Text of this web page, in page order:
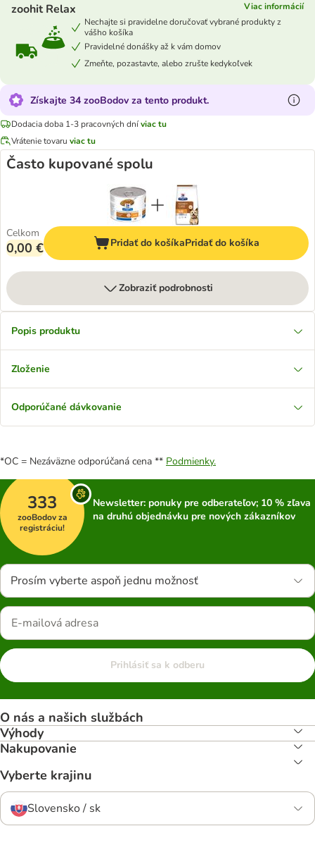
zoohit Relax
Viac informácií
Nechajte si pravidelne doručovať vybrané produkty z
vášho košíka
Pravidelné donášky až k vám domov
Zmeňte, pozastavte, alebo zrušte kedykoľvek
Získajte 34 zooBodov za tento produkt.
Dodacia doba 1-3 pracovných dníviac tu
Vrátenie tovaru viac tu
Často kupované spolu
Celkom
0,00 € Pridať do košíkaPridať do košíka
Zobraziť podrobnosti
Popis produktu
Zloženie
Odporúčané dávkovanie
*OC = Nezáväzne odporúčaná cena ** Podmienky.
333
zooBodov za
registráciu!
Newsletter: ponuky pre odberateľov; 10 % zľava
na druhú objednávku pre nových zákazníkov
Prosím vyberte aspoň jednu možnosť
Prihlásiť sa k odberu
O nás a našich službách
Výhody
Nakupovanie
Vyberte krajinu
Slovensko / sk